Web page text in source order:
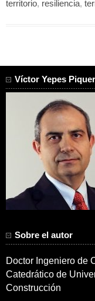
territorio, resiliencia,
Víctor Yepes
Sobre el autor
Doctor Ingeniero de
Catedrático de
Construcción